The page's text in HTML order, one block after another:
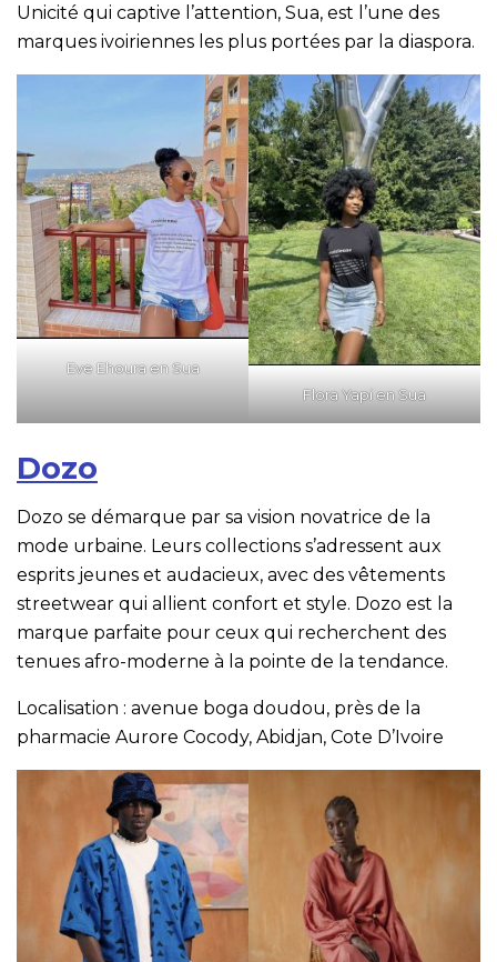
Unicité qui captive l’attention, Sua, est l’une des
marques ivoiriennes les plus portées par la diaspora.
Eve Ehoura en Sua
Flora Yapi en Sua
Dozo
Dozo se démarque par sa vision novatrice de la
mode urbaine. Leurs collections s’adressent aux
esprits jeunes et audacieux, avec des vêtements
streetwear qui allient confort et style. Dozo est la
marque parfaite pour ceux qui recherchent des
tenues afro-moderne à la pointe de la tendance.
Localisation : avenue boga doudou, près de la
pharmacie Aurore Cocody, Abidjan, Cote D’Ivoire